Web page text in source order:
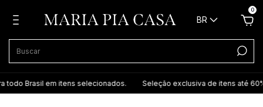
BR
0
todo Brasil em itens selecionados. Seleção exclusiva de itens até